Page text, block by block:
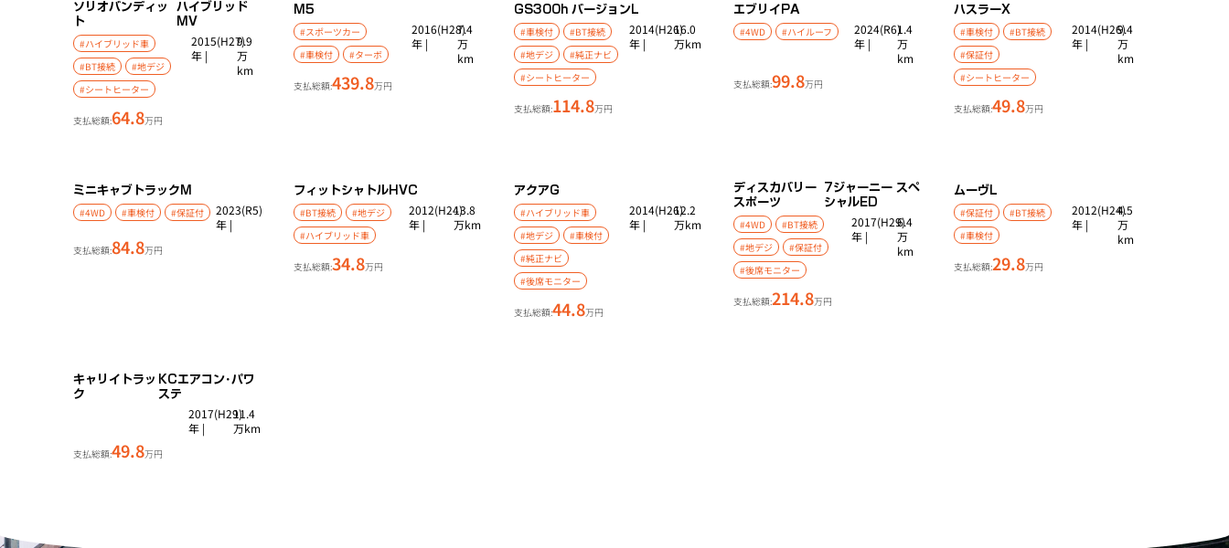
ソリオバンディッ
ト
ハイブリッド
MV
#ハイブリッド車
#BT接続
#地デジ
#シートヒーター
2015(H27)
年 |
9.9
万
km
支払総額:64.8万円
M5
#スポーツカー
#車検付
#ターボ
2016(H28)
年 |
7.4
万
km
支払総額:439.8万円
GS300h バージョンL
#車検付
#BT接続
#地デジ
#純正ナビ
#シートヒーター
2014(H26)
年 |
16.0
万km
支払総額:114.8万円
エブリイ PA
#4WD #ハイルーフ
2024(R6)
年 |
1.4
万
km
支払総額:99.8万円
ハスラーX
#車検付
#BT接続
#保証付
#シートヒーター
2014(H26)
年 |
9.4
万
km
支払総額:49.8万円
ミニキャブトラック M
#4WD #車検付 #保証付
2023(R5)
年 |
支払総額:84.8万円
フィットシャトルHVC
#BT接続
#地デジ
#ハイブリッド車
2012(H24)
年 |
13.8
万km
支払総額:34.8万円
アクアG
#ハイブリッド車
#地デジ
#車検付
#純正ナビ
#後席モニター
2014(H26)
年 |
12.2
万km
支払総額:44.8万円
ディスカバリー
スポーツ
7ジャーニー スペ
シャルED
#4WD
#BT接続
#地デジ
#保証付
#後席モニター
2017(H29)
年 |
6.4
万
km
支払総額:214.8万円
ムーヴL
#保証付
#BT接続
#車検付
2012(H24)
年 |
4.5
万
km
支払総額:29.8万円
キャリイトラッ
ク
KCエアコン･パワ
ステ
2017(H29)
年 |
11.4
万km
支払総額:49.8万円